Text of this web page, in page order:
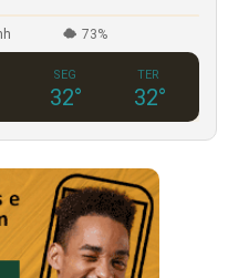
73%
SEG
32°
TER
32°